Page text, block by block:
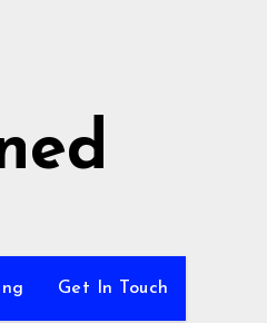
Get In Touch